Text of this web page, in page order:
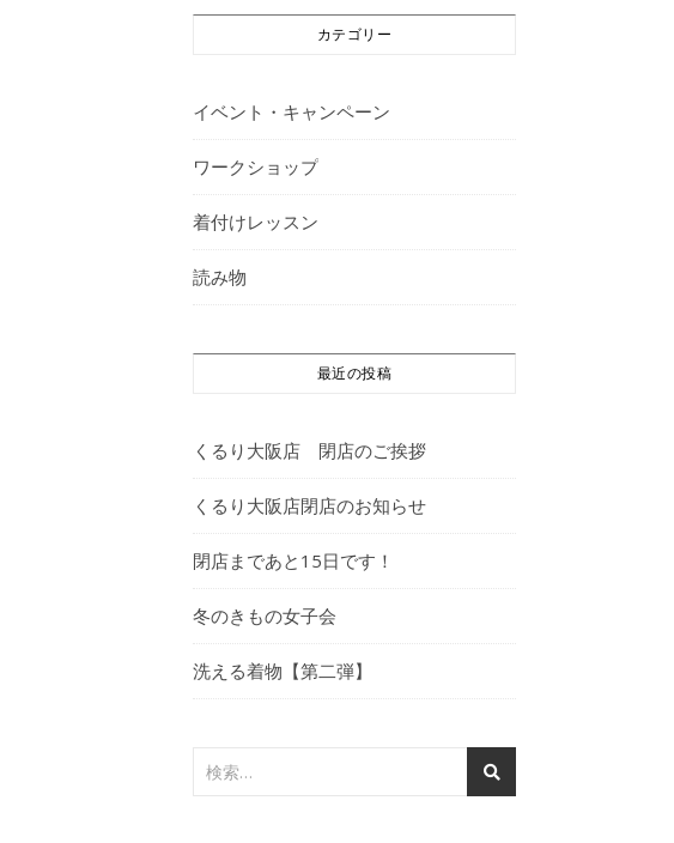
カテゴリー
イベント・キャンペーン
ワークショップ
着付けレッスン
読み物
最近の投稿
くるり大阪店 閉店のご挨拶
くるり大阪店閉店のお知らせ
閉店まであと15日です！
冬のきもの女子会
洗える着物【第二弾】